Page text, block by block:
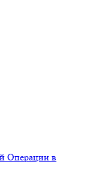
Операции в